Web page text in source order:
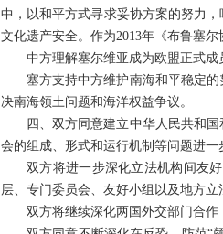
中，以和平方式寻求妥协方案的努力
文化遗产安全。作为2013年《布鲁塞
中方理解塞尔维亚成为欧盟正式成
塞方支持中方维护南海和平稳定
决南海领土问题和海洋权益争议。
四、双方同意建立中华人民共和
会的组成、形式和运行机制等问题进一
双方将进一步深化立法机构间友
层、专门委员会、友好小组以及地方立
双方将继续深化两国外交部门合